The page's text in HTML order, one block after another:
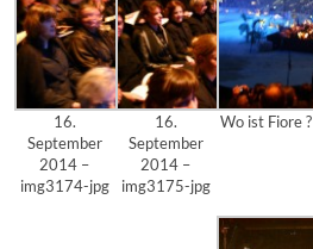
16.
September
2014 –
img3174-jpg
16.
September
2014 –
img3175-jpg
Wo ist Fiore ?